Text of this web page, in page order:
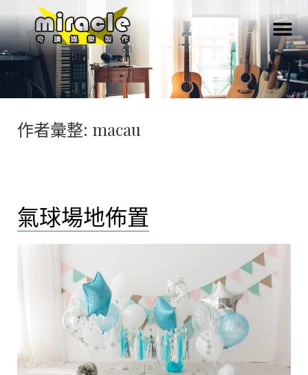
作者彙整: macau
氣球場地佈置